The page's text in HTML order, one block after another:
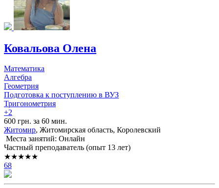
Ковальова Олена
Математика
Алгебра
Геометрия
Подготовка к поступлению в ВУЗ
Тригонометрия
+2
600 грн. за 60 мин.
Житомир, Житомирская область, Королевский
Места занятий: Онлайн
Частный преподаватель (опыт 13 лет)
★★★★★
68